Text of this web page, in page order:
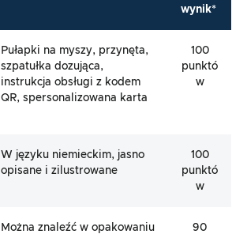
wynik*
Pułapki na myszy, przynęta,
szpatułka dozująca,
instrukcja obsługi z kodem
QR, spersonalizowana karta
100
punktó
w
W języku niemieckim, jasno
opisane i zilustrowane
100
punktó
w
Można znaleźć w opakowaniu
90